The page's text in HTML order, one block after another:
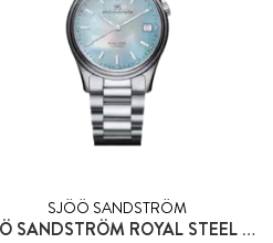
SJÖÖ SANDSTRÖM
SJÖÖ SANDSTRÖM ROYAL STEEL CLASSIC